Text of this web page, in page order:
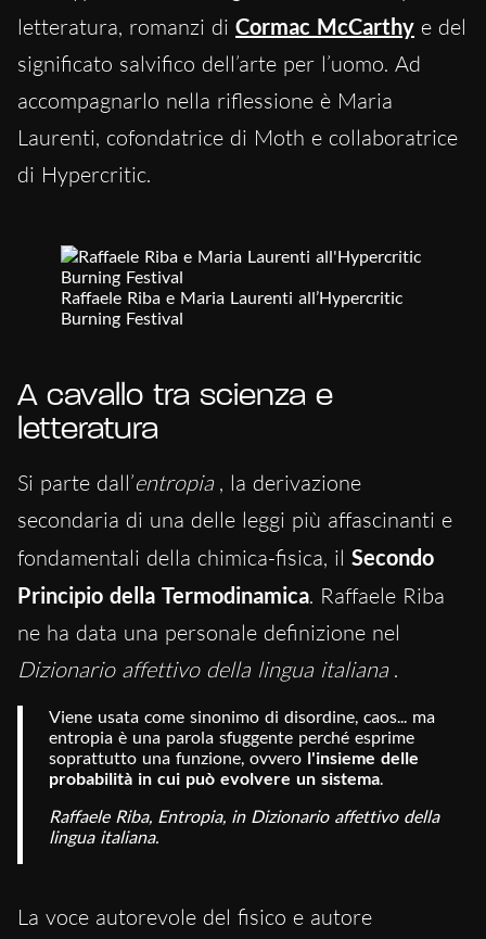
letteratura, romanzi di Cormac McCarthy e del
significato salvifico dell’arte per l’uomo. Ad
accompagnarlo nella riflessione è Maria
Laurenti, cofondatrice di Moth e collaboratrice
di Hypercritic.
Raffaele Riba e Maria Laurenti all’Hypercritic
Burning Festival
A cavallo tra scienza e
letteratura
Si parte dall’entropia , la derivazione
secondaria di una delle leggi più affascinanti e
fondamentali della chimica-fisica, il Secondo
Principio della Termodinamica. Raffaele Riba
ne ha data una personale definizione nel
Dizionario affettivo della lingua italiana .
Viene usata come sinonimo di disordine, caos... ma
entropia è una parola sfuggente perché esprime
soprattutto una funzione, ovvero l'insieme delle
probabilità in cui può evolvere un sistema
Raffaele Riba, Entropia, in Dizionario affettivo della
lingua italiana.
La voce autorevole del fisico e autore